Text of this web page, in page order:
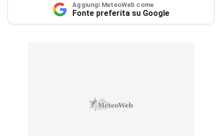
Aggiungi MeteoWeb come
Fonte preferita su Google